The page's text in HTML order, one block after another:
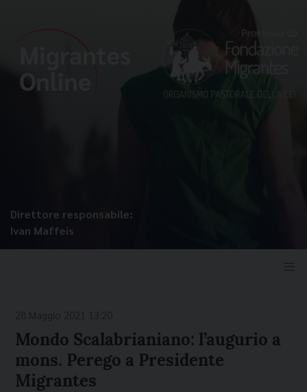
Direttore responsabile:
Ivan Maffeis
Mondo Scalabrianiano: l’augurio a
mons. Perego a Presidente
Migrantes